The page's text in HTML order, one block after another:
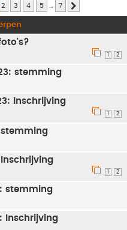
1 van
2 3 4 5 7
2
stemming
Inschrijving
1 2
stemming
2
stemming
Inschrijving